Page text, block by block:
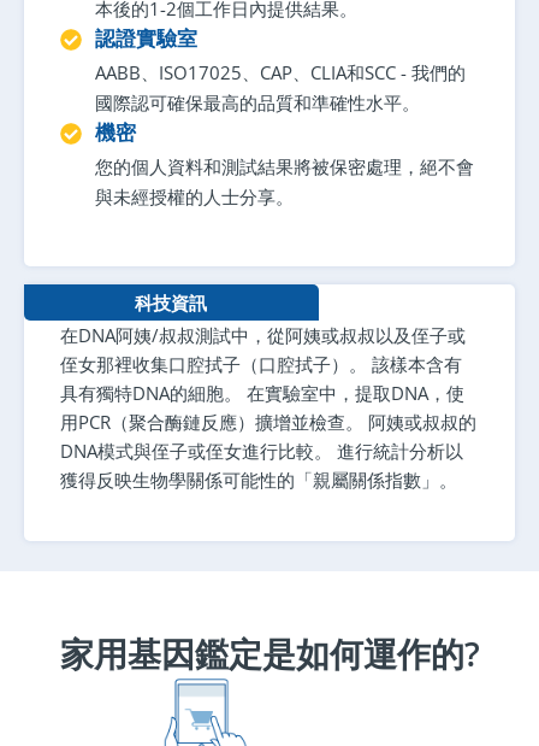
本後的1-2個工作日內提供結果。
認證實驗室
AABB、ISO17025、CAP、CLIA和SCC - 我們的
國際認可確保最高的品質和準確性水平。
機密
您的個人資料和測試結果將被保密處理，絕不會
與未經授權的人士分享。
科技資訊
在DNA阿姨/叔叔測試中，從阿姨或叔叔以及侄子或
侄女那裡收集口腔拭子（口腔拭子）。 該樣本含有
具有獨特DNA的細胞。 在實驗室中，提取DNA，使
用PCR（聚合酶鏈反應）擴增並檢查。 阿姨或叔叔的
DNA模式與侄子或侄女進行比較。 進行統計分析以
獲得反映生物學關係可能性的「親屬關係指數」。
家用基因鑑定是如何運作的?